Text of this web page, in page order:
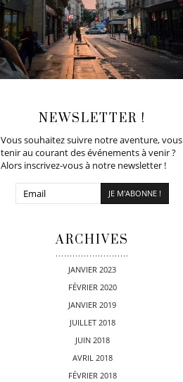
NEWSLETTER !
Vous souhaitez suivre notre aventure, vous
tenir au courant des événements à venir ?
Alors inscrivez-vous à notre newsletter !
ARCHIVES
JANVIER 2023
FÉVRIER 2020
JANVIER 2019
JUILLET 2018
JUIN 2018
AVRIL 2018
FÉVRIER 2018